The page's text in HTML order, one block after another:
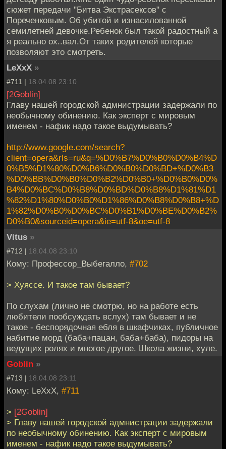
сюжет передачи "Битва Экстрасексов" с
Пореченковым. Об убитой и изнасилованной
семилетней девочке.Ребенок был такой радостный а
я реально ох..вал.От таких родителей которые
позволяют это смотреть.
LeXxX »
#711 | 18.04.08 23:10
[2Goblin]
Главу нашей городской адмнистрaции задержали по
необычному обинению. Как эксперт с мировым
именем - нафик надо такое выдумывать?
http://www.google.com/search?
client=opera&rls=ru&q=%D0%B7%D0%B0%D0%B4%D
0%B5%D1%80%D0%B6%D0%B0%D0%BD+%D0%B3
%D0%BB%D0%B0%D0%B2%D0%B0+%D0%B0%D0%
B4%D0%BC%D0%B8%D0%BD%D0%B8%D1%81%D1
%82%D1%80%D0%B0%D1%86%D0%B8%D0%B8+%D
1%82%D0%B0%D0%BC%D0%B1%D0%BE%D0%B2%
D0%B0&sourceid=opera&ie=utf-8&oe=utf-8
Vitus »
#712 | 18.04.08 23:10
Кому: Профессор_Выбегалло, #702
> Хуяссе. И такое там бывает?
По слухам (лично не смотрю, но на работе есть
любители пообсуждать вслух) там бывает и не
такое - беспорядочная ебля в шкафчиках, публичное
набитие морд (баба+пацан, баба+баба), пидоры на
ведущих ролях и многое другое. Школа жизни, хуле.
Goblin »
#713 | 18.04.08 23:11
Кому: LeXxX, #711
> [2Goblin]
> Главу нашей городской адмнистрaции задержали
по необычному обинению. Как эксперт с мировым
именем - нафик надо такое выдумывать?